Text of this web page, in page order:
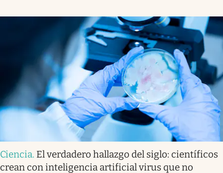
Ciencia. El verdadero hallazgo del siglo: científicos
crean con inteligencia artificial virus que no